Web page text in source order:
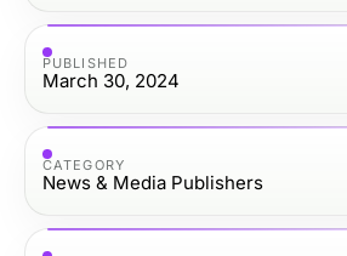
PUBLISHED
March 30, 2024
CATEGORY
News & Media Publishers